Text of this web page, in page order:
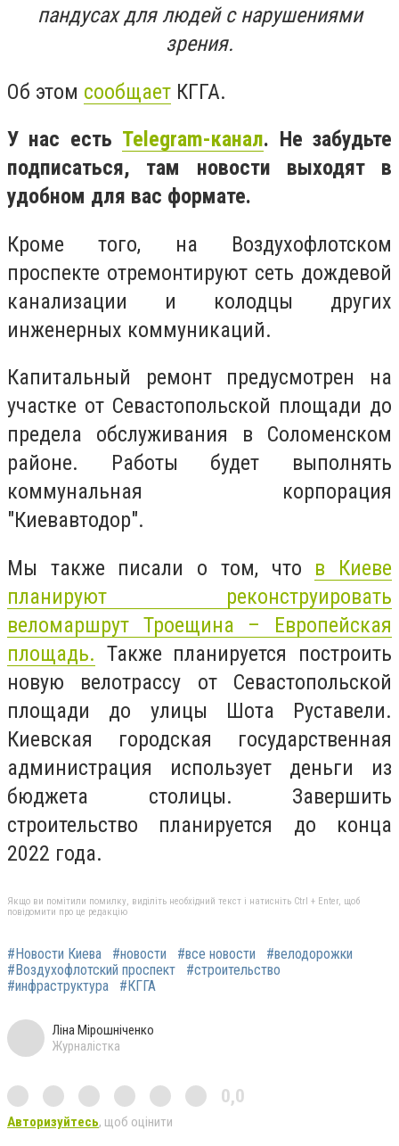
пандусах для людей с нарушениями
зрения.
Об этом сообщает КГГА.
У нас есть Telegram-канал. Не забудьте
подписаться, там новости выходят в
удобном для вас формате.
Кроме того, на Воздухофлотском
проспекте отремонтируют сеть дождевой
канализации и колодцы других
инженерных коммуникаций.
Капитальный ремонт предусмотрен на
участке от Севастопольской площади до
предела обслуживания в Соломенском
районе. Работы будет выполнять
коммунальная корпорация
"Киевавтодор".
Мы также писали о том, что в Киеве
планируют реконструировать
веломаршрут Троещина – Европейская
площадь. Также планируется построить
новую велотрассу от Севастопольской
площади до улицы Шота Руставели.
Киевская городская государственная
администрация использует деньги из
бюджета столицы. Завершить
строительство планируется до конца
2022 года.
Якщо ви помітили помилку, виділіть необхідний текст і натисніть Ctrl + Enter, щоб
повідомити про це редакцію
#Новости Киева #новости #все новости
#велодорожки
#Воздухофлотский проспект
#строительство
#инфраструктура
#КГГА
Ліна Мірошніченко
Журналістка
0,0
Авторизуйтесь, щоб оцінити